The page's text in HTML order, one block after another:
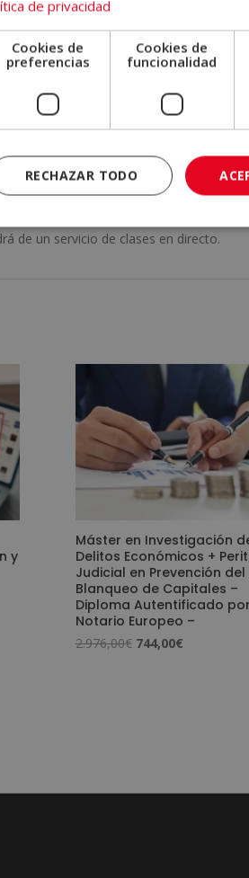
a los conflictos armados, el marco
en los conflictos armados, las
en conflictos armados, otro tipo de
entre otros conceptos relacionados.
de autoevaluación que le permitirá
sobre la metodología de aprendizaje, la
una vez el alumno haya finalizado e
de un servicio de clases en directo.
y
Máster en Investigación
Delitos Económicos +
Judicial en Prevención del
Blanqueo de Capitales –
Diploma Autentificado por
Notario Europeo –
2.976,00€ El
744,00€El
de privacidad
Cookies de
preferencias
Cookies de
funcionalidad
RECHAZAR TODO